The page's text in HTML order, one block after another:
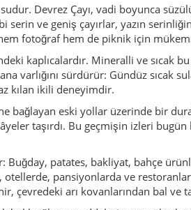
eğlence caddeleri veya yüksek
çocuklar görürsün. Buraya
„varmak“ isteyenler için
komşuluk ilişkileri etrafında
kadar halaylar çekilir. Bazı
tarla işleri, hayvan bakımı veya
hazırlamayı sever.